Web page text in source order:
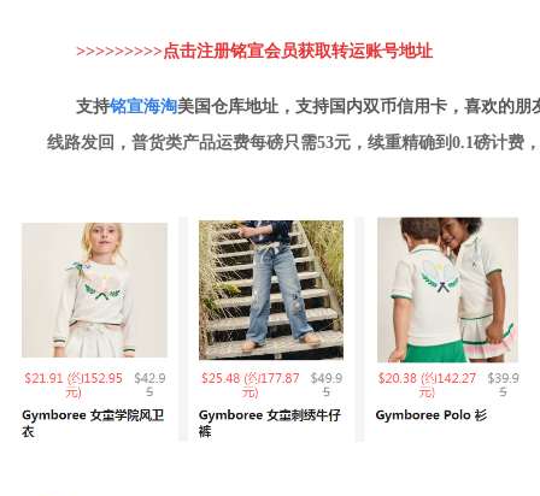
>>>>>>>>>点击注册铭宣会员获取转运账号地址
支持铭宣海淘美国仓库地址，支持国内双币信用卡，喜欢的朋
线路发回，普货类产品运费每磅只需53元，续重精确到0.1磅计费，